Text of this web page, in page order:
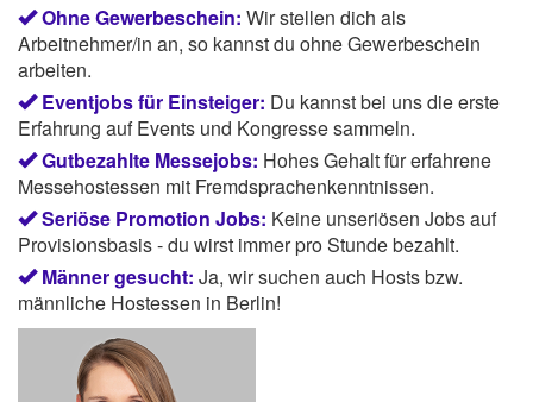
Ohne Gewerbeschein: Wir stellen dich als
Arbeitnehmer/in an, so kannst du ohne Gewerbeschein
arbeiten.
Eventjobs für Einsteiger: Du kannst bei uns die erste
Erfahrung auf Events und Kongresse sammeln.
Gutbezahlte Messejobs: Hohes Gehalt für erfahrene
Messehostessen mit Fremdsprachenkenntnissen.
Seriöse Promotion Jobs: Keine unseriösen Jobs auf
Provisionsbasis - du wirst immer pro Stunde bezahlt.
Männer gesucht: Ja, wir suchen auch Hosts bzw.
männliche Hostessen in Berlin!